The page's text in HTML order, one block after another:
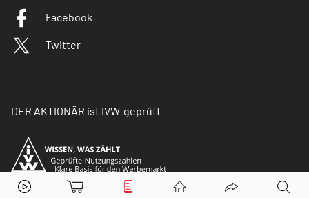
Facebook
Twitter
DER AKTIONÄR ist IVW-geprüft